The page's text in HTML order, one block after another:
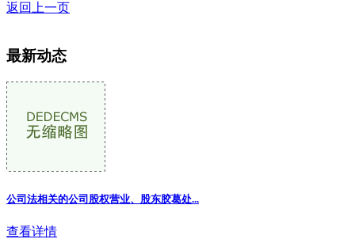
返回上一页
最新动态
公司法相关的公司股权营业、股东胶葛处...
查看详情